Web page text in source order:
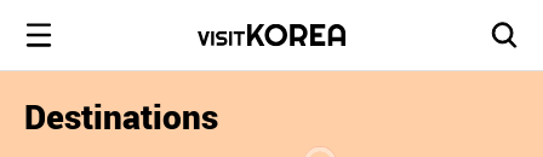
Destinations